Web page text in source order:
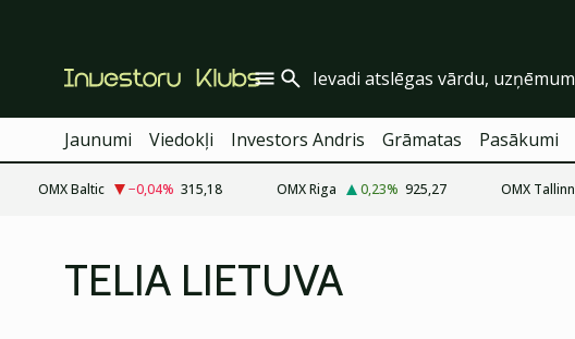
Jaunumi Viedokļi Investors Andris Grāmatas Pasākumi
OMX Baltic −0,04% 315,18 OMX Riga 0,23% 925,27 OMX Tallinn
TELIA LIETUVA